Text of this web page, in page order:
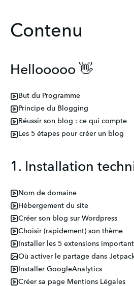
Contenu
Hellooooo 👋
But du Programme
Principe du Blogging
Réussir son blog : ce qui compte
Les 5 étapes pour créer un blog
1. Installation
Nom de domaine
Hébergement du site
Créer son blog sur Wordpress
Choisir (rapidement) son thème
Installer les 5 extensions
Où activer le partage dans
Installer GoogleAnalytics
Créer sa page Mentions Légales